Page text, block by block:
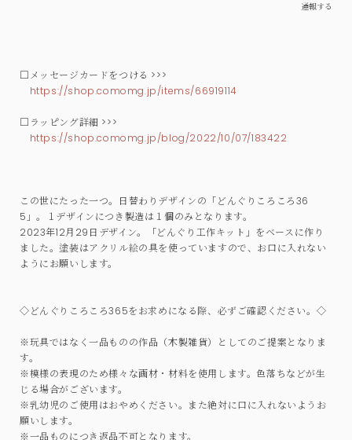
通報する
□メッセージカードをつける >>>
https://shop.comomg.jp/items/66919114
□ラッピング詳細 >>>
https://shop.comomg.jp/blog/2022/10/07/183422
この世にたった一つ。日替わりデザインの「どんぐりころころ36
5」。１デザインにつき製造は１個のみとなります。
2023年12月29日デザイン。「どんぐり工作キット」をベースに作り
ました。塗装はアクリル絵の具を使っていますので、お口に入れない
ようにお願いします。
◇どんぐりころころ365をお求めになる際、必ずご確認ください。◇
※玩具ではなく一品ものの作品（木製雑貨）としてのご提案となりま
す。
※模様の表現のため様々な画材・材料を使用します。色落ちなどが生
じる場合がございます。
※乳幼児のご使用はおやめください。また絶対に口に入れないようお
願いします。
※一品ものにつき返品不可となります。